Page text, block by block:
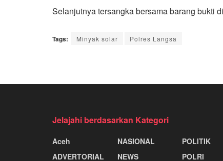
Selanjutnya tersangka bersama barang bukti
Tags: Minyak solar Polres Langsa
Jelajahi berdasarkan Kategori
Aceh
ADVERTORIAL
NASIONAL
NEWS
POLITIK
POLRI